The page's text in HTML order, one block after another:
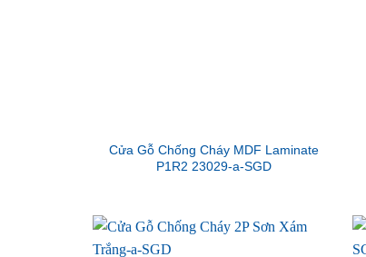
Cửa Gỗ Chống Cháy MDF Laminate
P1R2 23029-a-SGD